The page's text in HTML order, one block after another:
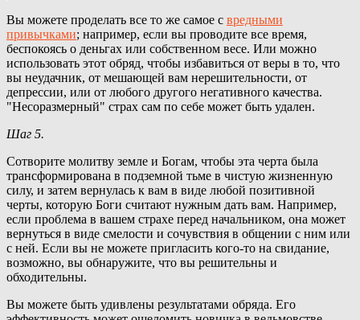
Вы можете проделать все то же самое с вредными
привычками; например, если вы проводите все время,
беспокоясь о деньгах или собственном весе. Или можно
использовать этот обряд, чтобы избавиться от веры в то, что
вы неудачник, от мешающей вам нерешительности, от
депрессии, или от любого другого негативного качества.
"Несоразмерный" страх сам по себе может быть удален.
Шаг 5.
Сотворите молитву земле и Богам, чтобы эта черта была
трансформирована в подземной тьме в чистую жизненную
силу, и затем вернулась к вам в виде любой позитивной
черты, которую Боги считают нужным дать вам. Например,
если проблема в вашем страхе перед начальником, она может
вернуться в виде смелости и сочувствия в общении с ним или
с ней. Если вы не можете пригласить кого-то на свидание,
возможно, вы обнаружите, что вы решительны и
обходительны.
Вы можете быть удивлены результатами обряда. Его